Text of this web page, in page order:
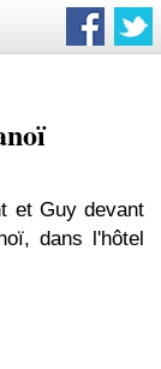
et Guy devant
dans l'hôtel